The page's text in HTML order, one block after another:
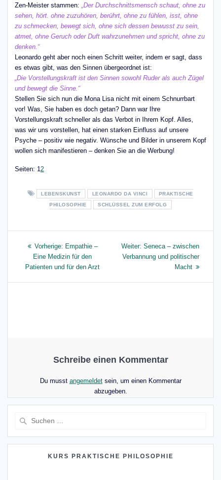
Zen-Meister stammen: „Der Durchschnittsmensch schaut, ohne zu
sehen, hört. ohne zuzuhören, berührt, ohne zu fühlen, isst, ohne
zu schmecken, bewegt sich, ohne sich dessen bewusst zu sein,
atmet, ohne Geruch oder Duft wahrzunehmen und spricht, ohne zu
denken.“
Leonardo geht aber noch einen Schritt weiter, indem er sagt, dass
es etwas gibt, was den Sinnen übergeordnet ist:
„Die Vorstellungskraft ist den Sinnen sowohl Ruder als auch Zügel
und bewegt die Sinne.“
Stellen Sie sich nun die Mona Lisa nicht mit einem Schnurrbart
vor! Was, Sie haben es doch getan? Dann war Ihre
Vorstellungskraft schneller als das Verbot in Ihrem Kopf. Alles,
was wir uns vorstellen, hat einen starken Einfluss auf unsere
Psyche – positiv wie negativ. Wünsche und Bilder in unserem Kopf
wollen sich manifestieren – denken Sie an die Werbung!
Seiten: Seite
1,
Seite
2
LEBENSKUNST LEONARDO DA VINCI
PRAKTISCHE
PHILOSOPHIE
SCHLÜSSEL ZUM ERFOLG
Beitragsnavigation
Vorherige: Vorheriger
Beitrag:
Empathie –
Eine Medizin für den
Patienten und für den Arzt
Weiter: Nächster
Beitrag:
Seneca – zwischen
Verbannung und politischer
Macht
Schreibe einen Kommentar
Du musst angemeldetsein, um einen Kommentar
abzugeben.
KURS PRAKTISCHE PHILOSOPHIE